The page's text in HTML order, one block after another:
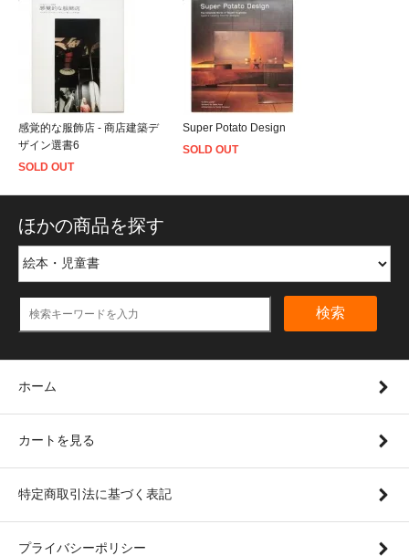
感覚的な服飾店 - 商店建築デ
ザイン選書6
SOLD OUT
Super Potato Design
SOLD OUT
ほかの商品を探す
検索
ホーム
カートを見る
特定商取引法に基づく表記
プライバシーポリシー